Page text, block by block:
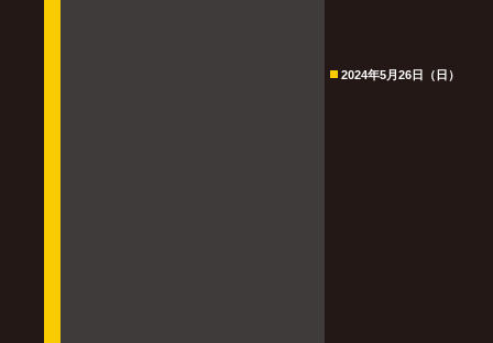
2024年5月26日（日）